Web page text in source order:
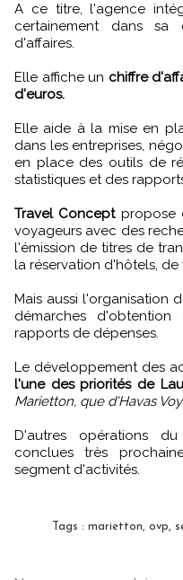
A ce titre, l'agence intégrera le réseau Selectour Afat,
certainement dans sa
d'affaires.
Elle affiche un chiffre
d'euros.
Elle aide à la mise en
dans les entreprises,
en place des outils de
statistiques et des
Travel Conceptpropose
voyageurs avec des
l'émission de titres de
la réservation d'hôtels,
Mais aussi l'organisation
démarches
rapports de dépenses.
Le développement des
l'une des priorités de
Marietton, que d'Havas
D'autres opérations
conclues très
segment d'activités.
Tags : marietton, ovp,